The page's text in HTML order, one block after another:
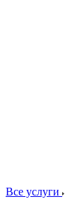
Все услуги